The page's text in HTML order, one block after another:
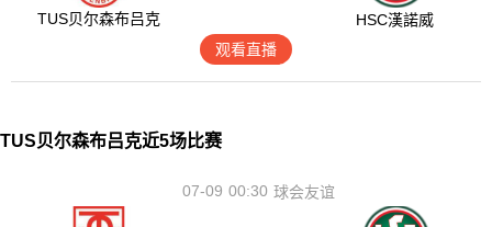
TUS贝尔森布吕克
HSC漢諾威
观看直播
TUS贝尔森布吕克近5场比赛
00:30
07-09 球会友谊